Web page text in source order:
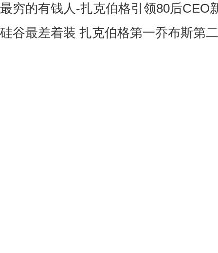
最穷的有钱人-扎克伯格引领80后CEO
硅谷最差着装 扎克伯格第一乔布斯第二